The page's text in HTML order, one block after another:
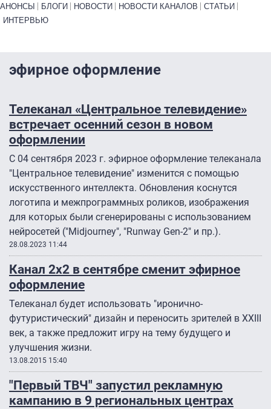
Primary links bottom
АНОНСЫ БЛОГИ НОВОСТИ НОВОСТИ КАНАЛОВ
СТАТЬИ
ИНТЕРВЬЮ
эфирное оформление
Телеканал «Центральное телевидение»
встречает осенний сезон в новом
оформлении
С 04 сентября 2023 г. эфирное оформление телеканала
"Центральное телевидение" изменится с помощью
искусственного интеллекта. Обновления коснутся
логотипа и межпрограммных роликов, изображения
для которых были сгенерированы с использованием
нейросетей ("Midjourney", "Runway Gen-2″ и пр.).
28.08.2023 11:44
Канал 2х2 в сентябре сменит эфирное
оформление
Телеканал будет использовать "иронично-
футуристический" дизайн и переносить зрителей в XXIII
век, а также предложит игру на тему будущего и
улучшения жизни.
13.08.2015 15:40
"Первый ТВЧ" запустил рекламную
кампанию в 9 региональных центрах